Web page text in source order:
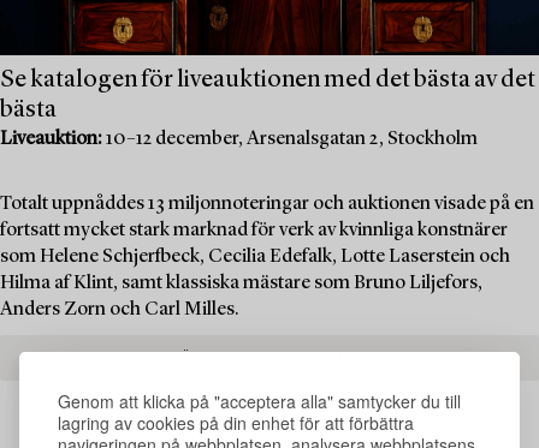
Genom att klicka på "acceptera alla" samtycker du till
lagring av cookies på din enhet för att förbättra
Se katalogen för liveauktionen med det bästa av det
bästa
Liveauktion:10–12 december, Arsenalsgatan 2, Stockholm
Totalt uppnåddes 13 miljonnoteringar och auktionen visade på en
fortsatt mycket stark marknad för verk av kvinnliga konstnärer
som Helene Schjerfbeck, Cecilia Edefalk, Lotte Laserstein och
Hilma af Klint, samt klassiska mästare som Bruno Liljefors,
Anders Zorn och Carl Milles.